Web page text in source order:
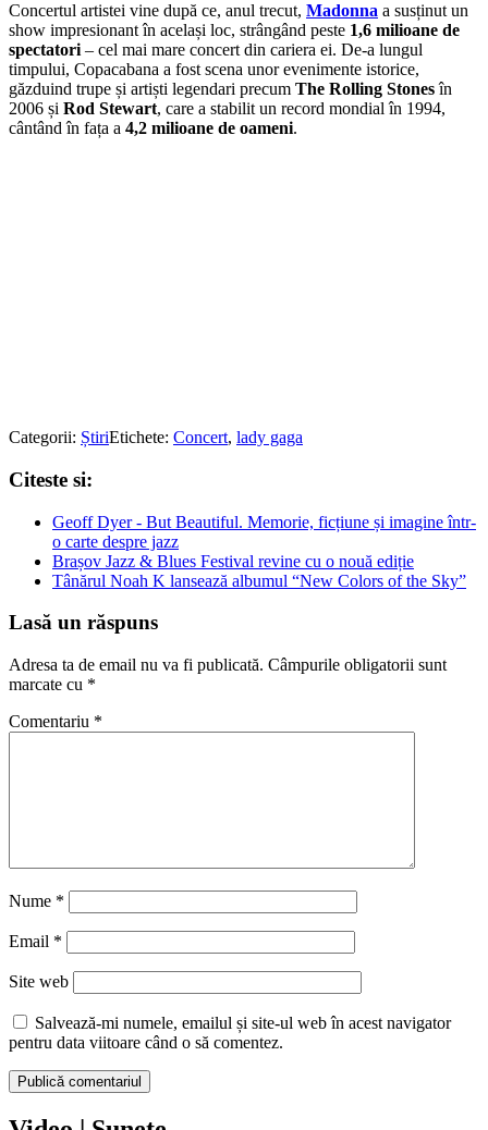
Concertul artistei vine după ce, anul trecut, Madonna a susținut un
show impresionant în același loc, strângând peste 1,6 milioane de
spectatori – cel mai mare concert din cariera ei. De-a lungul
timpului, Copacabana a fost scena unor evenimente istorice,
găzduind trupe și artiști legendari precum The Rolling Stonesîn
2006 și Rod Stewart, care a stabilit un record mondial în 1994,
cântând în fața a 4,2 milioane de oameni.
Categorii: ȘtiriEtichete: Concert, lady gaga
Citeste si:
Geoff Dyer - But Beautiful. Memorie, ficțiune și imagine într-
o carte despre jazz
Brașov Jazz & Blues Festival revine cu o nouă ediție
Tânărul Noah K lansează albumul “New Colors of the Sky”
Lasă un răspuns
Adresa ta de email nu va fi publicată. Câmpurile obligatorii sunt
marcate cu *
Comentariu *
Nume *
Email *
Site web
Salvează-mi numele, emailul și site-ul web în acest navigator
pentru data viitoare când o să comentez.